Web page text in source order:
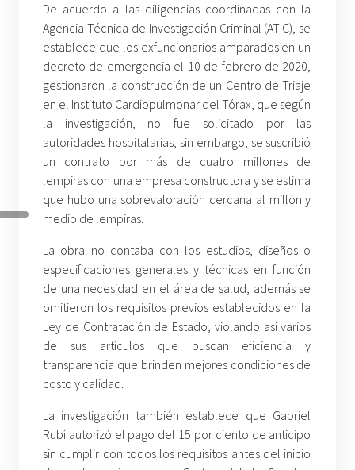
De acuerdo a las diligencias coordinadas con la
Agencia Técnica de Investigación Criminal (ATIC), se
establece que los exfuncionarios amparados en un
decreto de emergencia el 10 de febrero de 2020,
gestionaron la construcción de un Centro de Triaje
en el Instituto Cardiopulmonar del Tórax, que según
la investigación, no fue solicitado por las
autoridades hospitalarias, sin embargo, se suscribió
un contrato por más de cuatro millones de
lempiras con una empresa constructora y se estima
que hubo una sobrevaloración cercana al millón y
medio de lempiras.
La obra no contaba con los estudios, diseños o
especificaciones generales y técnicas en función
de una necesidad en el área de salud, además se
omitieron los requisitos previos establecidos en la
Ley de Contratación de Estado, violando así varios
de sus artículos que buscan eficiencia y
transparencia que brinden mejores condiciones de
costo y calidad.
La investigación también establece que Gabriel
Rubí autorizó el pago del 15 por ciento de anticipo
sin cumplir con todos los requisitos antes del inicio